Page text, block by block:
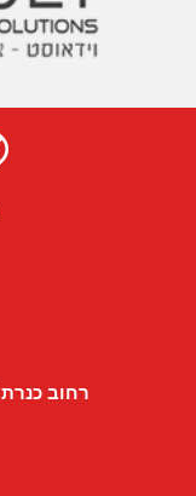
רחוב כנרת 15, בני-ברק 5120260 ישראל